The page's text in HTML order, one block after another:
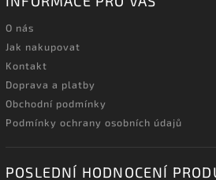
O nás
Jak nakupovat
Kontakt
Doprava a platby
Obchodní podmínky
Podmínky ochrany osobních údajů
POSLEDNÍ HODNOCENÍ